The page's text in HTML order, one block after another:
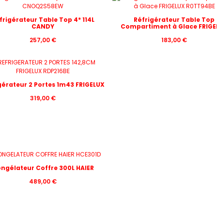
Table Top 4* 114L
CANDY
257,00 €
Réfrigérateur Table Top
Compartiment à Glace
183,00 €
2 Portes 1m43 FRIGELUX
319,00 €
Coffre 300L HAIER
489,00 €